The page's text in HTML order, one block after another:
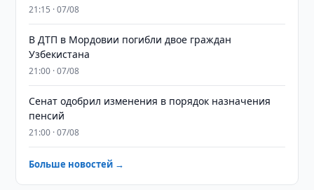
21:15 · 07/08
В ДТП в Мордовии погибли двое граждан
Узбекистана
21:00 · 07/08
Сенат одобрил изменения в порядок назначения
пенсий
21:00 · 07/08
Больше новостей →